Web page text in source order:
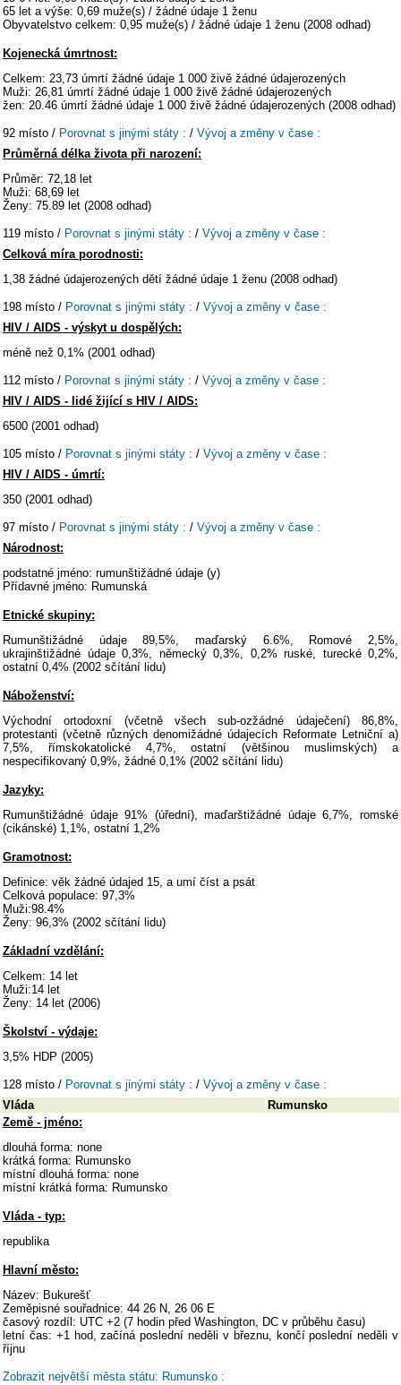
65 let a výše: 0,69 muže(s) / žádné údaje 1 ženu
Obyvatelstvo celkem: 0,95 muže(s) / žádné údaje 1 ženu (2008 odhad)
Kojenecká úmrtnost:
Celkem: 23,73 úmrtí žádné údaje 1 000 živě žádné údajerozených
Muži: 26,81 úmrtí žádné údaje 1 000 živě žádné údajerozených
žen: 20.46 úmrtí žádné údaje 1 000 živě žádné údajerozených (2008 odhad)
92 místo / Porovnat s jinými státy : / Vývoj a změny v čase :
Průměrná délka života při narození:
Průměr: 72,18 let
Muži: 68,69 let
Ženy: 75.89 let (2008 odhad)
119 místo / Porovnat s jinými státy : / Vývoj a změny v čase :
Celková míra porodnosti:
1,38 žádné údajerozených dětí žádné údaje 1 ženu (2008 odhad)
198 místo / Porovnat s jinými státy : / Vývoj a změny v čase :
HIV / AIDS - výskyt u dospělých:
méně než 0,1% (2001 odhad)
112 místo / Porovnat s jinými státy : / Vývoj a změny v čase :
HIV / AIDS - lidé žijící s HIV / AIDS:
6500 (2001 odhad)
105 místo / Porovnat s jinými státy : / Vývoj a změny v čase :
HIV / AIDS - úmrtí:
350 (2001 odhad)
97 místo / Porovnat s jinými státy : / Vývoj a změny v čase :
Národnost:
podstatné jméno: rumunštižádné údaje (y)
Přídavné jméno: Rumunská
Etnické skupiny:
Rumunštižádné údaje 89,5%, maďarský 6.6%, Romové 2,5%,
ukrajinštižádné údaje 0,3%, německý 0,3%, 0,2% ruské, turecké 0,2%,
ostatní 0,4% (2002 sčítání lidu)
Náboženství:
Východní ortodoxní (včetně všech sub-ozžádné údaječení) 86,8%,
protestanti (včetně různých denomižádné údajecích Reformate Letniční a)
7,5%, římskokatolické 4,7%, ostatní (většinou muslimských) a
nespecifikovaný 0,9%, žádné 0,1% (2002 sčítání lidu)
Jazyky:
Rumunštižádné údaje 91% (úřední), maďarštižádné údaje 6,7%, romské
(cikánské) 1,1%, ostatní 1,2%
Gramotnost:
Definice: věk žádné údajed 15, a umí číst a psát
Celková populace: 97,3%
Muži:98.4%
Ženy: 96,3% (2002 sčítání lidu)
Základní vzdělání:
Celkem: 14 let
Muži:14 let
Ženy: 14 let (2006)
Školství - výdaje:
3,5% HDP (2005)
128 místo / Porovnat s jinými státy : / Vývoj a změny v čase :
Vláda
Rumunsko
Země - jméno:
dlouhá forma: none
krátká forma: Rumunsko
místní dlouhá forma: none
místní krátká forma: Rumunsko
Vláda - typ:
republika
Hlavní město:
Název: Bukurešť
Zeměpisné souřadnice: 44 26 N, 26 06 E
časový rozdíl: UTC +2 (7 hodin před Washington, DC v průběhu času)
letní čas: +1 hod, začíná poslední neděli v březnu, končí poslední neděli v
říjnu
Zobrazit největší města státu: Rumunsko :